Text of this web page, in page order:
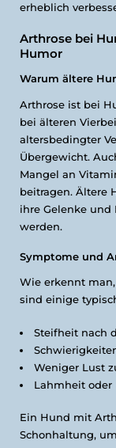
erheblich
Arthrose bei
Humor
Warum ältere
Arthrose ist bei
bei älteren
altersbedingter
Übergewicht.
Mangel an
beitragen. Ältere
ihre Gelenke
werden.
Symptome und
Wie erkennt
sind einige
Steifheit nach
Weniger Lust
Lahmheit oder
Ein Hund mit
Schonhaltung,